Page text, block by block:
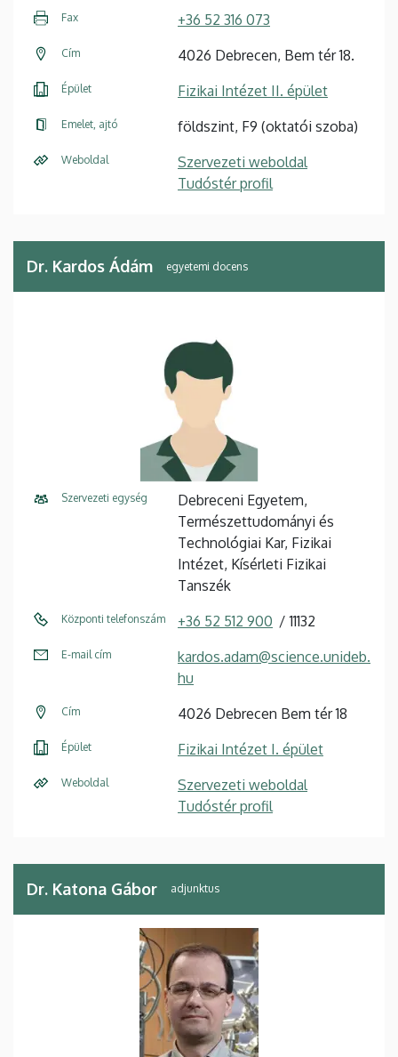
Fax +36 52 316 073
Cím 4026 Debrecen, Bem tér 18.
Épület Fizikai Intézet II. épület
Emelet, ajtó földszint, F9 (oktatói szoba)
Weboldal
Szervezeti weboldal
Tudóstér profil
Dr. Kardos Ádám egyetemi docens
Szervezeti egység
Debreceni Egyetem,
Természettudományi és
Technológiai Kar, Fizikai
Intézet, Kísérleti Fizikai
Tanszék
Központi telefonszám +36 52 512 900 11132
E-mail cím
kardos.adam@science.unideb.
hu
Cím 4026 Debrecen Bem tér 18
Épület Fizikai Intézet I. épület
Weboldal
Szervezeti weboldal
Tudóstér profil
Dr. Katona Gábor adjunktus